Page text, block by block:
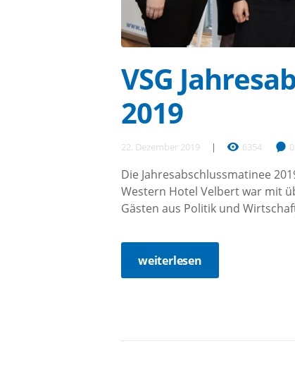
VSG
2019
22. Dezember 2019 6354 0
Die Jahresabschlussmatinee
Western Hotel Velbert war mit
Gästen aus Politik und
weiterlesen